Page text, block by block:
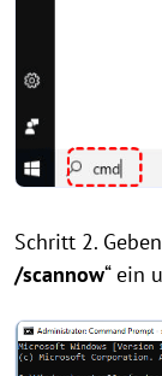
Schritt 2.
/scannow“ ein